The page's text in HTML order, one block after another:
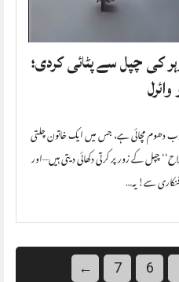
کی چپل سے پٹائی کردی؛
دھوم مچائی ہے، جس میں ایک خاتون چلتی
چپل کے زور پر کرتی دکھائی دیتی ہیں—اور
سے! یہ…
6
7
←